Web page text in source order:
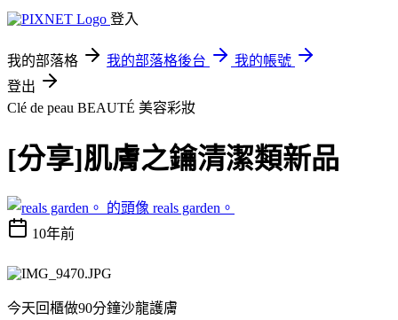
登入
我的部落格 我的部落格後台
我的帳號
登出
Clé de peau BEAUTÉ 美容彩妝
[分享]肌膚之鑰清潔類新品
reals garden。
10年前
今天回櫃做90分鐘沙龍護膚